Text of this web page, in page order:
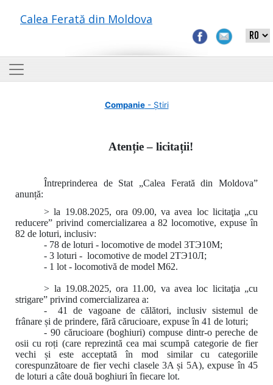
Calea Ferată din Moldova
Companie- Știri
Atenție – licitații!
Întreprinderea de Stat „Calea Ferată din Moldova”
anunță:
> la 19.08.2025, ora 09.00, va avea loc licitaţia „cu
reducere” privind comercializarea a 82 locomotive, expuse în
82 de loturi, inclusiv:
- 78 de loturi - locomotive de model 3ТЭ10М;
- 3 loturi - locomotive de model 2ТЭ10Л;
- 1 lot - locomotivă de model M62.
> la 19.08.2025, ora 11.00, va avea loc licitaţia „cu
strigare” privind comercializarea a:
- 41 de vagoane de călători, inclusiv sistemul de
frânare și de prindere, fără cărucioare, expuse în 41 de loturi;
- 90 cărucioare (boghiuri) compuse dintr-o pereche de
osii cu roți (care reprezintă cea mai scumpă categorie de fier
vechi și este acceptată în mod similar cu categoriile
corespunzătoare de fier vechi clasele 3A și 5A), expuse în 45
de loturi a câte două boghiuri în fiecare lot.